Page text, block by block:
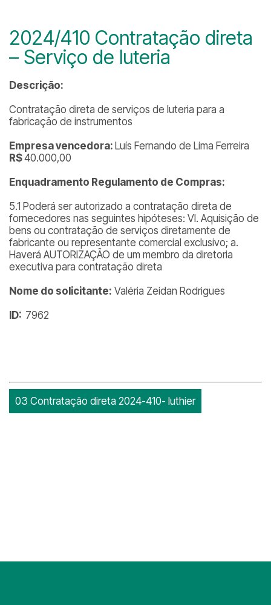
2024/410 Contratação direta
– Serviço de luteria
Descrição:
Contratação direta de serviços de luteria para a
fabricação de instrumentos
Empresa vencedora: Luís Fernando de Lima Ferreira
R$40.000,00
Enquadramento Regulamento de Compras:
5.1 Poderá ser autorizado a contratação direta de
fornecedores nas seguintes hipóteses: VI. Aquisição de
bens ou contratação de serviços diretamente de
fabricante ou representante comercial exclusivo; a.
Haverá AUTORIZAÇÃO de um membro da diretoria
executiva para contratação direta
Nome do solicitante: Valéria Zeidan Rodrigues
ID: 7962
03 Contratação direta 2024-410- luthier